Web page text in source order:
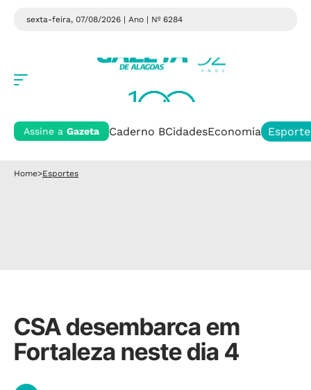
sexta-feira, 07/08/2026 | Ano | Nº 6284
Assine a Gazeta Caderno BCidadesEconomia
Home>Esportes
CSA desembarca em
Fortaleza neste dia 4